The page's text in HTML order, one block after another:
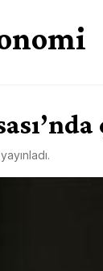
yayınladı.